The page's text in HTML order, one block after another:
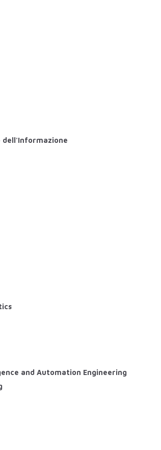
dell'Informazione
and Automation Engineering